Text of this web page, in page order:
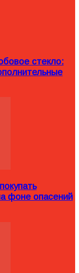
стекло:
фоне опасений